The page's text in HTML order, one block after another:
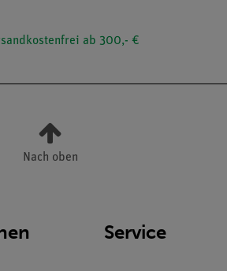
ab 300,- €
Nach oben
Service